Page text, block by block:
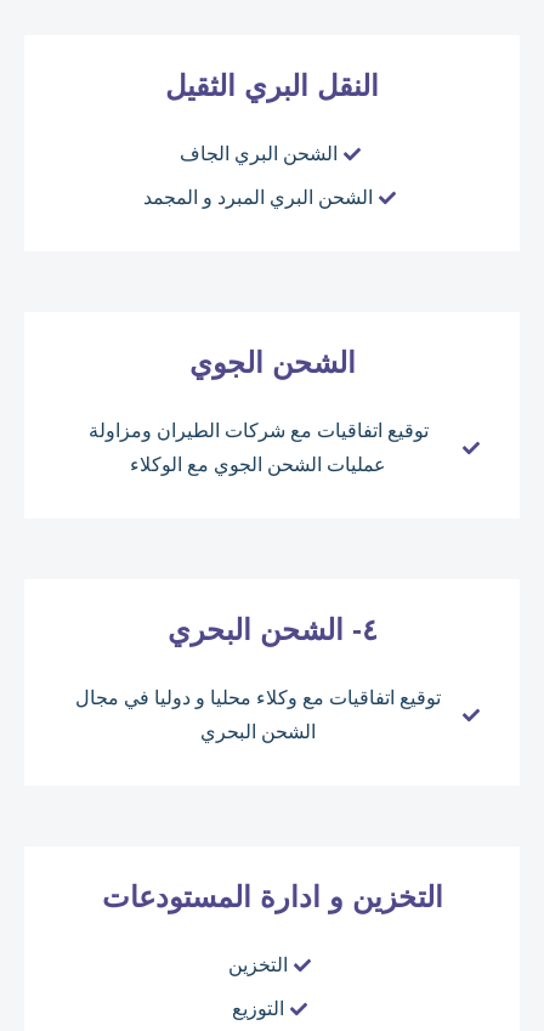
النقل البري الثقيل
الشحن البري الجاف
الشحن البري المبرد و المجمد
الشحن الجوي
توقيع اتفاقيات مع شركات الطيران ومزاولة
عمليات الشحن الجوي مع الوكلاء
توقيع اتفاقيات مع وكلاء محليا و دوليا في مجال
الشحن البحري
التخزين و ادارة المستودعات
التخزين
التوزيع